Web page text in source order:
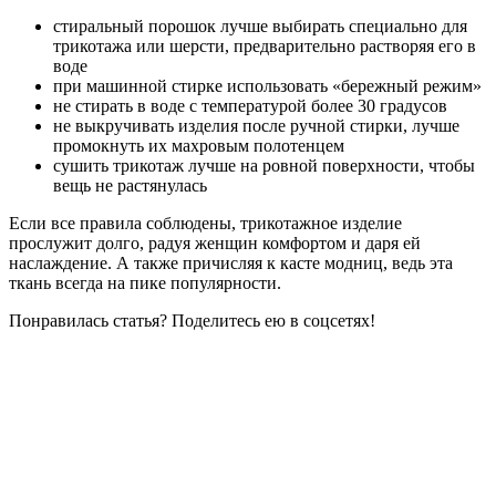
стиральный порошок лучше выбирать специально для
трикотажа или шерсти, предварительно растворяя его в
воде
при машинной стирке использовать «бережный режим»
не стирать в воде с температурой более 30 градусов
не выкручивать изделия после ручной стирки, лучше
промокнуть их махровым полотенцем
сушить трикотаж лучше на ровной поверхности, чтобы
вещь не растянулась
Если все правила соблюдены, трикотажное изделие
прослужит долго, радуя женщин комфортом и даря ей
наслаждение. А также причисляя к касте модниц, ведь эта
ткань всегда на пике популярности.
Понравилась статья? Поделитесь ею в соцсетях!